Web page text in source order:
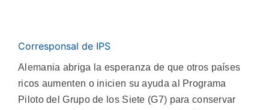
Corresponsal de IPS
Alemania abriga la esperanza de que otros países
ricos aumenten o inicien su ayuda al Programa
Piloto del Grupo de los Siete (G7) para conservar